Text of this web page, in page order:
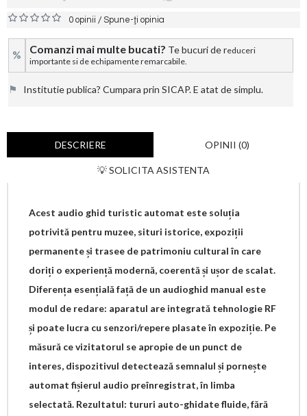
0 opinii /Spune-ţi opinia
% Comanzi mai multe bucati? Te bucuri de reduceri
importante si de echipamente remarcabile.
⚑ Institutie publica? Cumpara prin SICAP. E atat de simplu.
DESCRIERE OPINII (0)
💡 SOLICITA ASISTENTA
Acest audio ghid turistic automat este soluția
potrivită pentru muzee, situri istorice, expoziții
permanente și trasee de patrimoniu cultural în care
doriți o experiență modernă, coerentă și ușor de scalat.
Diferența esențială față de un audioghid manual este
modul de redare: aparatul are integrată tehnologie RF
și poate lucra cu senzori/repere plasate în expoziție. Pe
măsură ce vizitatorul se apropie de un punct de
interes, dispozitivul detectează semnalul și pornește
automat fișierul audio preînregistrat, în limba
selectată. Rezultatul: tururi auto-ghidate fluide, fără